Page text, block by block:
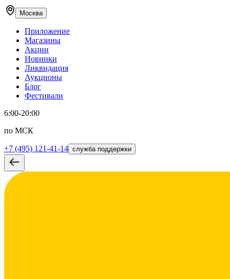
Москва
Приложение
Магазины
Акции
Новинки
Ликвидация
Аукционы
Блог
Фестивали
6:00-20:00
по МСК
+7 (495) 121-41-14 служба поддержки